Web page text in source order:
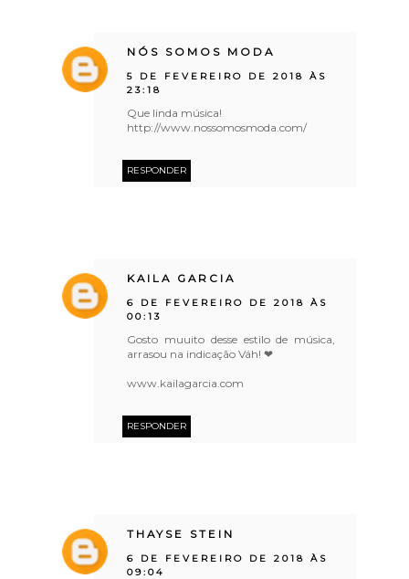
NÓS SOMOS MODA
5 DE FEVEREIRO DE 2018 ÀS
23:18
Que linda música!
http://www.nossomosmoda.com/
RESPONDER
KAILA GARCIA
6 DE FEVEREIRO DE 2018 ÀS
00:13
Gosto muuito desse estilo de música,
arrasou na indicação Váh! ❤
www.kailagarcia.com
RESPONDER
THAYSE STEIN
6 DE FEVEREIRO DE 2018 ÀS
09:04